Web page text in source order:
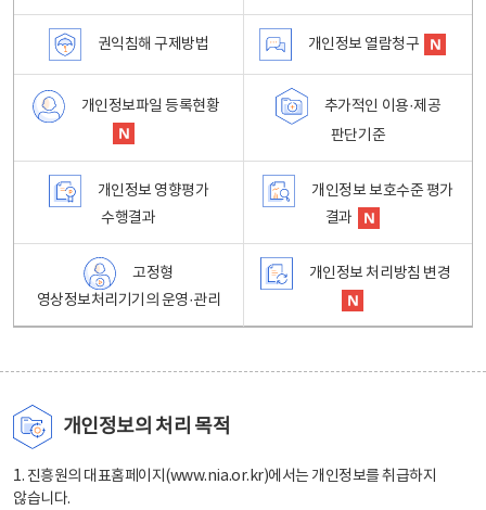
권익침해 구제방법 개인정보 열람청구
개인정보파일 등록현황
추가적인 이용·제공
판단기준
개인정보 영향평가
수행결과
개인정보 보호수준 평가
결과
고정형
영상정보처리기기의 운영·관리
개인정보 처리방침 변경
개인정보의 처리 목적
1. 진흥원의 대표홈페이지(www.nia.or.kr)에서는 개인정보를 취급하지
않습니다.